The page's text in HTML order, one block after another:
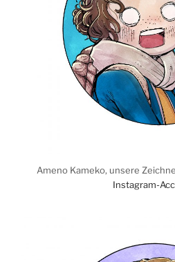
Ameno Kameko, unsere
Instagram-